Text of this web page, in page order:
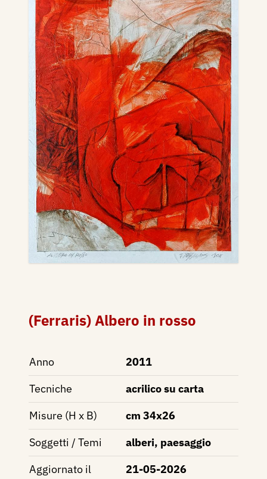
(Ferraris) Albero in rosso
Anno
2011
Tecniche
acrilico su carta
Misure (H x B)
cm 34x26
Soggetti / Temi
alberi, paesaggio
Aggiornato il
21-05-2026